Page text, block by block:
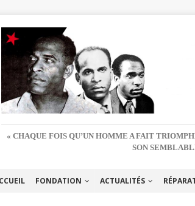
« CHAQUE FOIS QU’UN HOMME A FAIT
SON
FONDATION ACTUALITÉS